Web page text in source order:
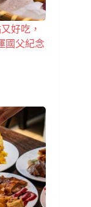
好吃，
國父紀念